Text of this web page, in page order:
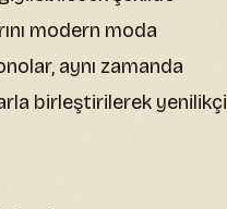
modern moda
aynı zamanda
birleştirilerek yenilikçi